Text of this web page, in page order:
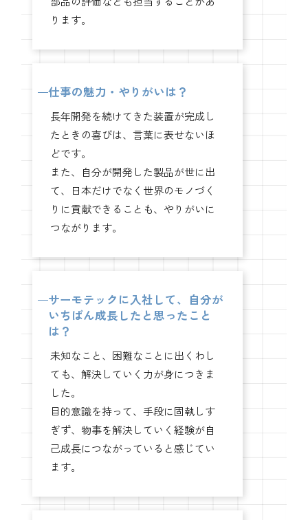
ります。
仕事の魅力・やりがいは？
長年開発を続けてきた装置が完成し
たときの喜びは、言葉に表せないほ
どです。
また、自分が開発した製品が世に出
て、日本だけでなく世界のモノづく
りに貢献できることも、やりがいに
つながります。
サーモテックに入社して、自分が
いちばん成長したと思ったこと
は？
未知なこと、困難なことに出くわし
ても、解決していく力が身につきま
した。
目的意識を持って、手段に固執しす
ぎず、物事を解決していく経験が自
己成長につながっていると感じてい
ます。